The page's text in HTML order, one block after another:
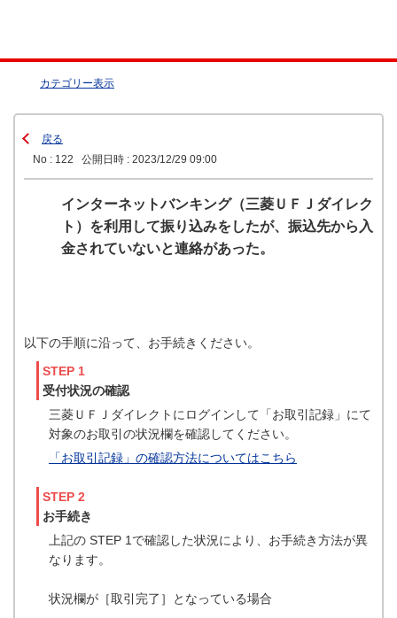
カテゴリー表示
戻る
No : 122
公開日時 : 2023/12/29 09:00
インターネットバンキング（三菱ＵＦＪダイレク
ト）を利用して振り込みをしたが、振込先から入
金されていないと連絡があった。
以下の手順に沿って、お手続きください。
STEP 1
受付状況の確認
三菱ＵＦＪダイレクトにログインして「お取引記録」にて
対象のお取引の状況欄を確認してください。
「お取引記録」の確認方法についてはこちら
STEP 2
お手続き
上記の STEP 1で確認した状況により、お手続き方法が異
なります。
状況欄が［取引完了］となっている場合